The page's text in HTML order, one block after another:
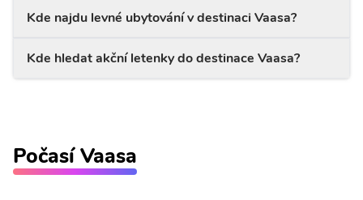
Kde najdu levné ubytování v destinaci Vaasa?
Kde hledat akční letenky do destinace Vaasa?
Počasí Vaasa